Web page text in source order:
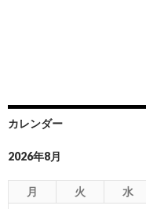
カレンダー
2026年8月
月 火 水